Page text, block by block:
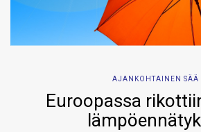
AJANKOHTAINEN SÄÄ
Euroopassa